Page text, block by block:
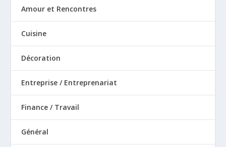
Amour et Rencontres
Cuisine
Décoration
Entreprise / Entreprenariat
Finance / Travail
Général